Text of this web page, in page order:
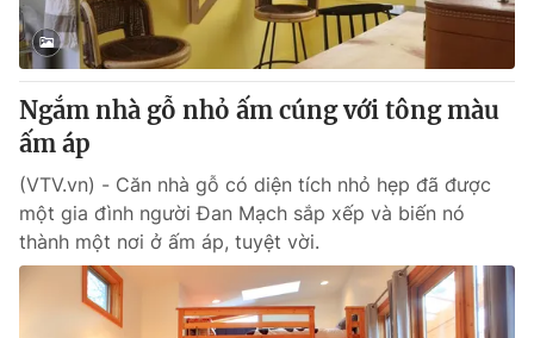
Ngắm nhà gỗ nhỏ ấm cúng với tông màu
ấm áp
(VTV.vn) - Căn nhà gỗ có diện tích nhỏ hẹp đã được
một gia đình người Đan Mạch sắp xếp và biến nó
thành một nơi ở ấm áp, tuyệt vời.